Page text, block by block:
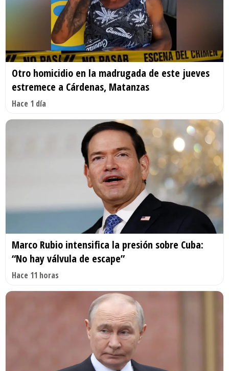
Otro homicidio en la madrugada de este jueves
estremece a Cárdenas, Matanzas
Hace 1 día
Marco Rubio intensifica la presión sobre Cuba:
“No hay válvula de escape”
Hace 11 horas